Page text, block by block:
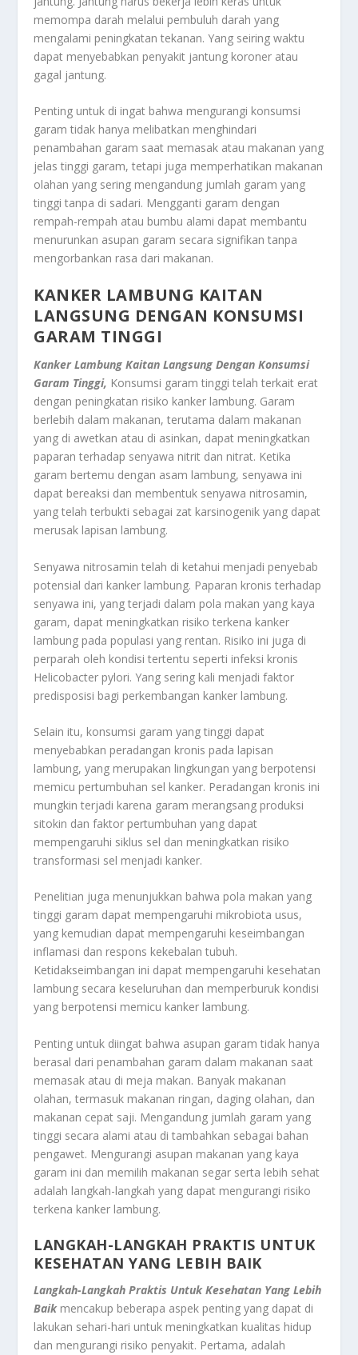
memompa darah melalui pembuluh darah yang
mengalami peningkatan tekanan. Yang seiring waktu
dapat menyebabkan penyakit jantung koroner atau
gagal jantung.
Penting untuk di ingat bahwa mengurangi konsumsi
garam tidak hanya melibatkan menghindari
penambahan garam saat memasak atau makanan yang
jelas tinggi garam, tetapi juga memperhatikan makanan
olahan yang sering mengandung jumlah garam yang
tinggi tanpa di sadari. Mengganti garam dengan
rempah-rempah atau bumbu alami dapat membantu
menurunkan asupan garam secara signifikan tanpa
mengorbankan rasa dari makanan.
KANKER LAMBUNG KAITAN
LANGSUNG DENGAN KONSUMSI
GARAM TINGGI
Kanker Lambung Kaitan Langsung Dengan Konsumsi
Garam Tinggi, Konsumsi garam tinggi telah terkait erat
dengan peningkatan risiko kanker lambung. Garam
berlebih dalam makanan, terutama dalam makanan
yang di awetkan atau di asinkan, dapat meningkatkan
paparan terhadap senyawa nitrit dan nitrat. Ketika
garam bertemu dengan asam lambung, senyawa ini
dapat bereaksi dan membentuk senyawa nitrosamin,
yang telah terbukti sebagai zat karsinogenik yang dapat
merusak lapisan lambung.
Senyawa nitrosamin telah di ketahui menjadi penyebab
potensial dari kanker lambung. Paparan kronis terhadap
senyawa ini, yang terjadi dalam pola makan yang kaya
garam, dapat meningkatkan risiko terkena kanker
lambung pada populasi yang rentan. Risiko ini juga di
perparah oleh kondisi tertentu seperti infeksi kronis
Helicobacter pylori. Yang sering kali menjadi faktor
predisposisi bagi perkembangan kanker lambung.
Selain itu, konsumsi garam yang tinggi dapat
menyebabkan peradangan kronis pada lapisan
lambung, yang merupakan lingkungan yang berpotensi
memicu pertumbuhan sel kanker. Peradangan kronis ini
mungkin terjadi karena garam merangsang produksi
sitokin dan faktor pertumbuhan yang dapat
mempengaruhi siklus sel dan meningkatkan risiko
transformasi sel menjadi kanker.
Penelitian juga menunjukkan bahwa pola makan yang
tinggi garam dapat mempengaruhi mikrobiota usus,
yang kemudian dapat mempengaruhi keseimbangan
inflamasi dan respons kekebalan tubuh.
Ketidakseimbangan ini dapat mempengaruhi kesehatan
lambung secara keseluruhan dan memperburuk kondisi
yang berpotensi memicu kanker lambung.
Penting untuk diingat bahwa asupan garam tidak hanya
berasal dari penambahan garam dalam makanan saat
memasak atau di meja makan. Banyak makanan
olahan, termasuk makanan ringan, daging olahan, dan
makanan cepat saji. Mengandung jumlah garam yang
tinggi secara alami atau di tambahkan sebagai bahan
pengawet. Mengurangi asupan makanan yang kaya
garam ini dan memilih makanan segar serta lebih sehat
adalah langkah-langkah yang dapat mengurangi risiko
terkena kanker lambung.
LANGKAH-LANGKAH PRAKTIS UNTUK
KESEHATAN YANG LEBIH BAIK
Langkah-Langkah Praktis Untuk Kesehatan Yang Lebih
Baikmencakup beberapa aspek penting yang dapat di
lakukan sehari-hari untuk meningkatkan kualitas hidup
dan mengurangi risiko penyakit. Pertama, adalah